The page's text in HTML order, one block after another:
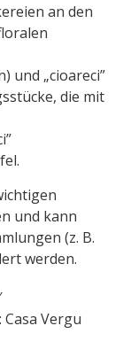
an den
und „cioareci”
die mit
und kann
(z. B.
werden.
Casa Vergu